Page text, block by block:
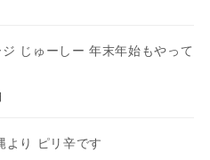
じゅーしー 年末年始もやって
より ピリ辛です